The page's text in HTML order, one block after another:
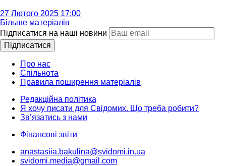
27 Лютого 2025 17:00
Більше матеріалів
Підписатися на наші новини
Підписатися
Про нас
Спільнота
Правила поширення матеріалів
Редакційна політика
Я хочу писати для Свідомих. Що треба робити?
Зв’язатись з нами
Фінансові звіти
anastasiia.bakulina@svidomi.in.ua
svidomi.media@gmail.com